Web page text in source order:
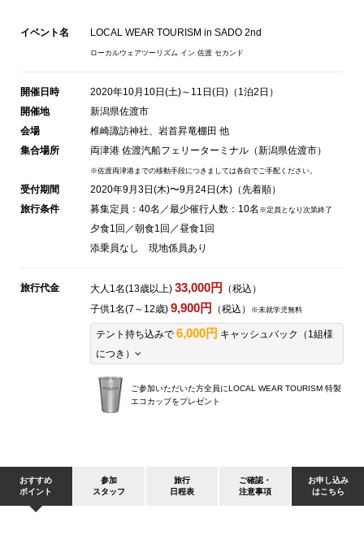
イベント名 LOCAL WEAR TOURISM in SADO 2nd
ローカルウェアツーリズム イン 佐渡 セカンド
開催日時
2020年10月10日(土)～11日(日)（1泊2日）
開催地
新潟県佐渡市
会場
椎崎諏訪神社、岩首昇竜棚田 他
集合場所
両津港 佐渡汽船フェリーターミナル（新潟県佐渡市）
※佐渡両津港までの移動手段につきましては各自でご手配ください。
受付期間
2020年9月3日(木)〜9月24日(木)（先着順）
旅行条件
募集定員：40名／最少催行人数：10名 ※定員となり次第終了
夕食1回／朝食1回／昼食1回
添乗員なし 現地係員あり
旅行代金 大人1名(13歳以上) 33,000円
（税込）
子供1名(7～12歳) 9,900円 （税込） ※未就学児無料
テント持ち込みで 6,000円 キャッシュバック（1組様
につき）
ご参加いただいた方全員にLOCAL WEAR TOURISM 特製
エコカップをプレゼント
おすすめ
ポイント
参加
スタッフ
旅行
日程表
ご確認・
注意事項
お申し込み
はこちら